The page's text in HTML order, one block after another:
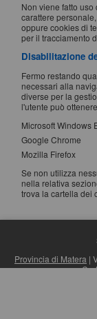
Non viene fatto
carattere
oppure cookies di
per il tracciamento
Disabilitazione
Fermo restando
necessari alla
diverse per la
l'utente può
Microsoft Windows
Google Chrome
Mozilla Firefox
Se non utilizza
nella relativa
trova la cartella dei
Provincia di Matera |